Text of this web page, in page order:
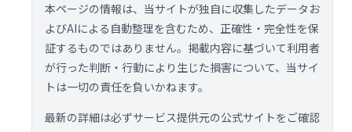
本ページの情報は、当サイトが独自に収集したデータお
よびAIによる自動整理を含むため、正確性・完全性を保
証するものではありません。掲載内容に基づいて利用者
が行った判断・行動により生じた損害について、当サイ
トは一切の責任を負いかねます。
最新の詳細は必ずサービス提供元の公式サイトをご確認